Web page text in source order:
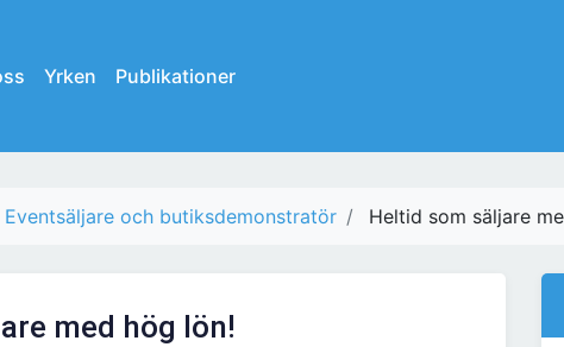
Yrken Publikationer
Eventsäljare och butiksdemonstratör Heltid som säljare
med hög lön!